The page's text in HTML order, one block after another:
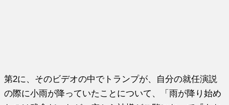
第2に、そのビデオの中でトランプが、自分の就任演説
の際に小雨が降っていたことについて、「雨が降り始め